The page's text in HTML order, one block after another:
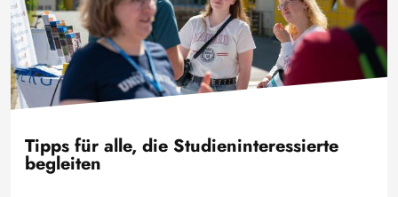
Tipps für alle, die Studieninteressierte
begleiten